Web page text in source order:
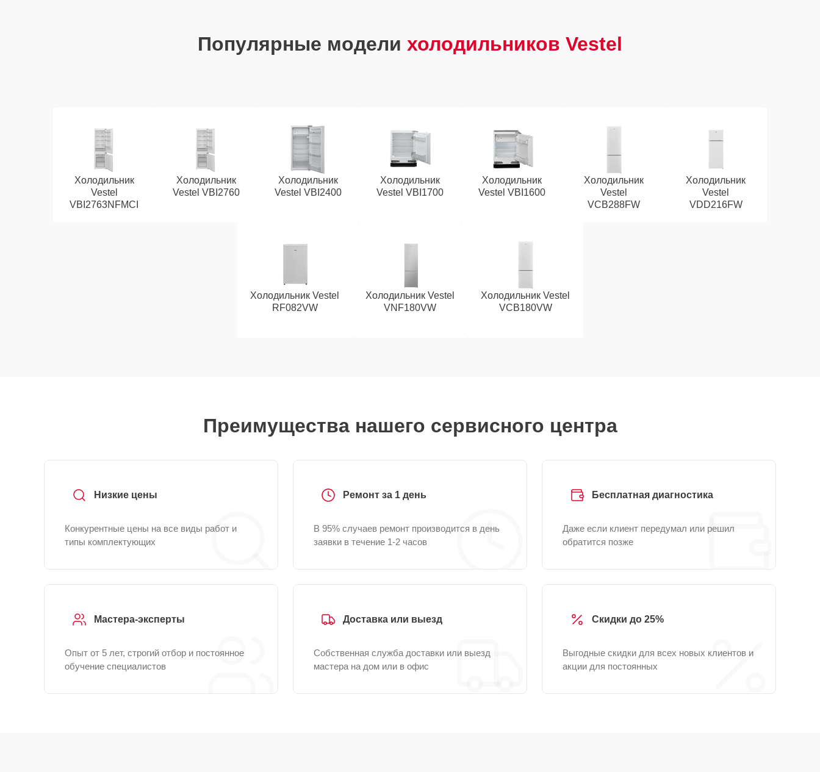
Популярные модели холодильников Vestel
Холодильник
Vestel
VBI2763NFMCI
Холодильник
Vestel VBI2760
Холодильник
Vestel VBI2400
Холодильник
Vestel VBI1700
Холодильник
Vestel VBI1600
Холодильник
Vestel
VCB288FW
Холодильник
Vestel
VDD216FW
Холодильник Vestel
RF082VW
Холодильник Vestel
VNF180VW
Холодильник Vestel
VCB180VW
Преимущества нашего сервисного центра
Низкие цены
Конкурентные цены на все виды работ и
типы комплектующих
Ремонт за 1 день
В 95% случаев ремонт производится в день
заявки в течение 1-2 часов
Бесплатная диагностика
Даже если клиент передумал или решил
обратится позже
Мастера-эксперты
Опыт от 5 лет, строгий отбор и постоянное
обучение специалистов
Доставка или выезд
Собственная служба доставки или выезд
мастера на дом или в офис
Скидки до 25%
Выгодные скидки для всех новых клиентов и
акции для постоянных